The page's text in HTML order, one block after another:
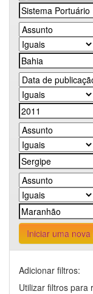
Iniciar uma
Adicionar filtros:
Utilizar filtros para